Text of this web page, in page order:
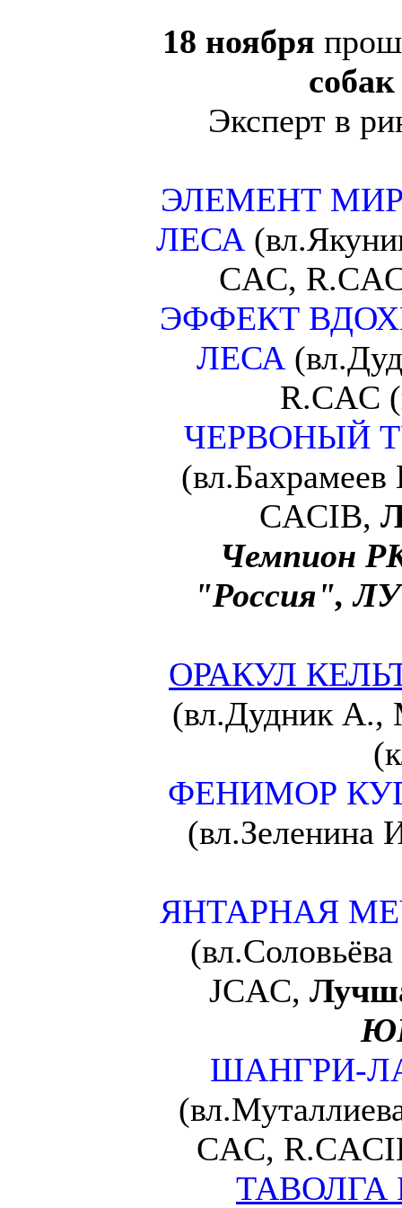
18 ноября
Эксперт в
ЭЛЕМЕНТ
ЛЕСА
CAC,
ЭФФЕКТ
ЛЕСА
R.CAC
ЧЕРВОНЫЙ
CACIB,
Чемпион
"Россия",
ОРАКУЛ
(вл.Дудник А.,
ФЕНИМОР
(вл.Зеленина
ЯНТАРНАЯ
JCAC,
ШАНГРИ-
CAC,
ТАВОЛГА